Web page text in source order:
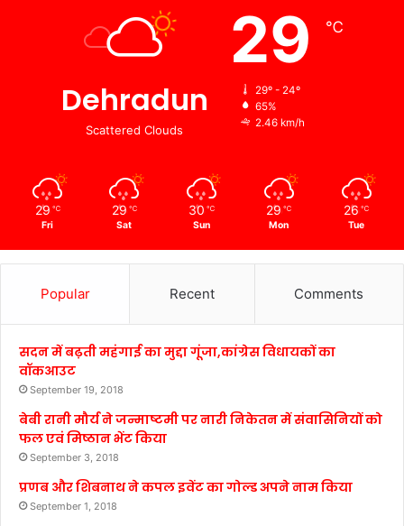
Dehradun
Scattered Clouds
29 ℃
29º - 24º
65%
2.46 km/h
29 ℃
Fri
29 ℃
Sat
30 ℃
Sun
29 ℃
Mon
26 ℃
Tue
Popular Recent Comments
सदन में बढ़ती महंगाई का मुद्दा गूंजा,कांग्रेस विधायकों का
वॉकआउट
September 19, 2018
बेबी रानी मौर्य ने जन्माष्टमी पर नारी निकेतन में संवासिनियों को
फल एवं मिष्ठान भेंट किया
September 3, 2018
प्रणब और शिबनाथ ने कपल इवेंट का गोल्ड अपने नाम किया
September 1, 2018